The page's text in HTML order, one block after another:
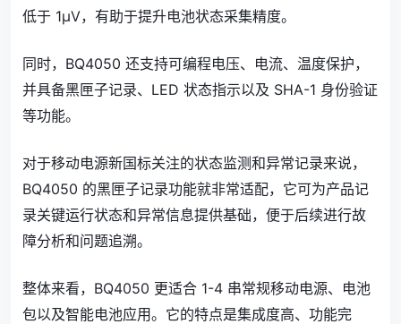
低于 1μV，有助于提升电池状态采集精度。
同时，BQ4050 还支持可编程电压、电流、温度保护，
并具备黑匣子记录、LED 状态指示以及 SHA-1 身份验证
等功能。
对于移动电源新国标关注的状态监测和异常记录来说，
BQ4050 的黑匣子记录功能就非常适配，它可为产品记
录关键运行状态和异常信息提供基础，便于后续进行故
障分析和问题追溯。
整体来看，BQ4050 更适合 1-4 串常规移动电源、电池
包以及智能电池应用。它的特点是集成度高、功能完